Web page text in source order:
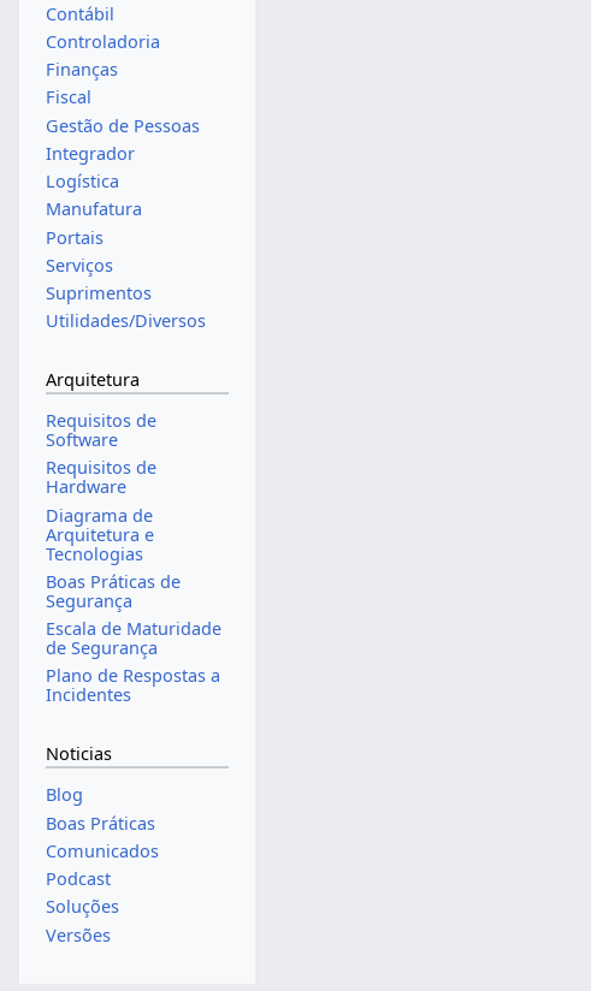
Contábil
Controladoria
Finanças
Fiscal
Gestão de Pessoas
Integrador
Logística
Manufatura
Portais
Serviços
Suprimentos
Utilidades/Diversos
Arquitetura
Requisitos de
Software
Requisitos de
Hardware
Diagrama de
Arquitetura e
Tecnologias
Boas Práticas de
Segurança
Escala de Maturidade
de Segurança
Plano de Respostas a
Incidentes
Noticias
Blog
Boas Práticas
Comunicados
Podcast
Soluções
Versões